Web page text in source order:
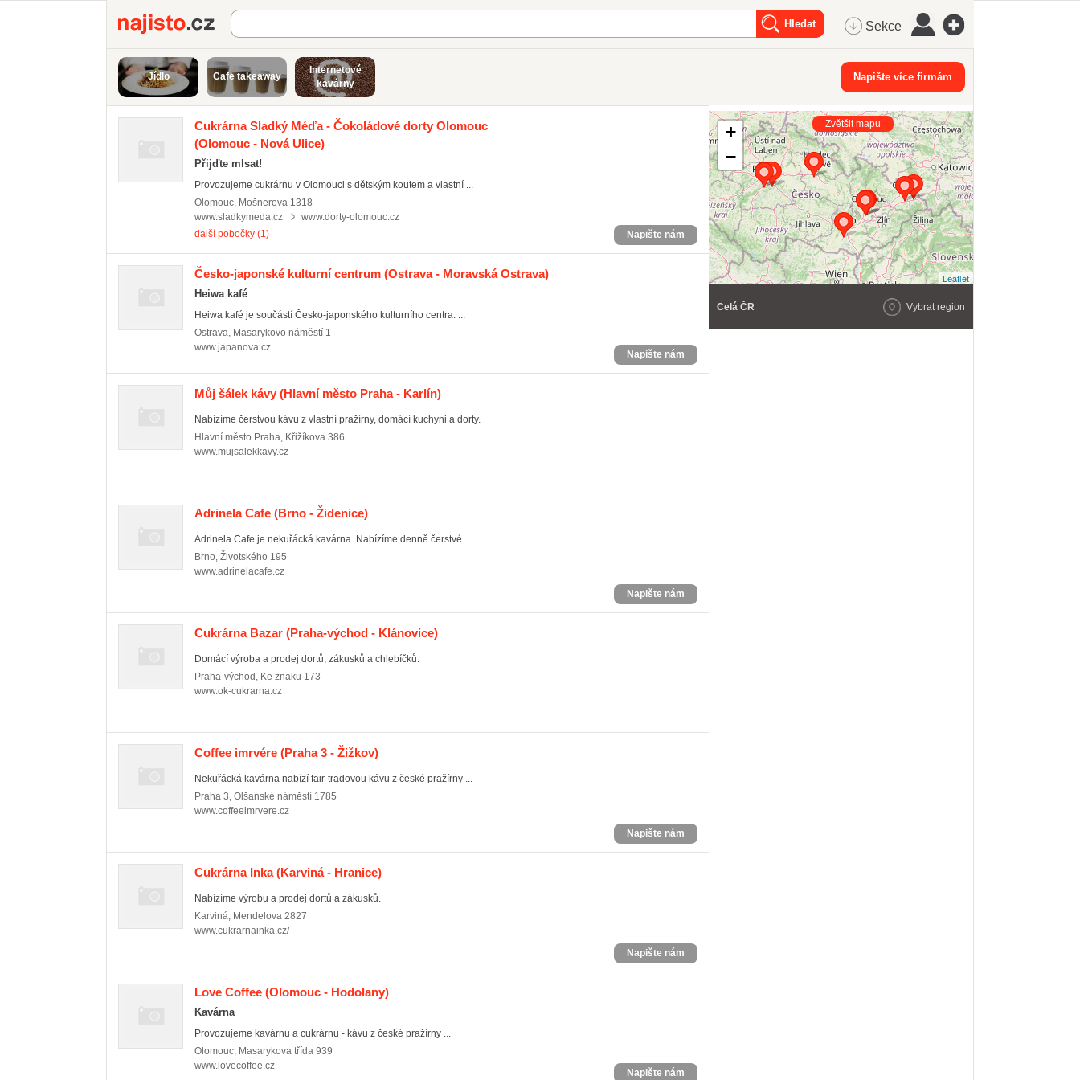
Najisto.cz Sekce
Jídlo Cafe takeaway
Internetové
kavárny
Napište více firmám
Cukrárna Sladký Méďa - Čokoládové dorty Olomouc
(Olomouc - Nová Ulice)
Přijďte mlsat!
Provozujeme cukrárnu v Olomouci s dětským koutem a vlastní ...
Olomouc, Mošnerova 1318
www.sladkymeda.cz
www.dorty-olomouc.cz
další pobočky (1)
Napište nám
Česko-japonské kulturní centrum (Ostrava - Moravská Ostrava)
Heiwa kafé
Heiwa kafé je součástí Česko-japonského kulturního centra. ...
Ostrava, Masarykovo náměstí 1
www.japanova.cz
Napište nám
Můj šálek kávy (Hlavní město Praha - Karlín)
Nabízíme čerstvou kávu z vlastní pražírny, domácí kuchyni a dorty.
Hlavní město Praha, Křižíkova 386
www.mujsalekkavy.cz
Adrinela Cafe (Brno - Židenice)
Adrinela Cafe je nekuřácká kavárna. Nabízíme denně čerstvé ...
Brno, Životského 195
www.adrinelacafe.cz
Napište nám
Cukrárna Bazar (Praha-východ - Klánovice)
Domácí výroba a prodej dortů, zákusků a chlebíčků.
Praha-východ , Ke znaku 173
www.ok-cukrarna.cz
Coffee imrvére (Praha 3 - Žižkov)
Nekuřácká kavárna nabízí fair-tradovou kávu z české pražírny ...
Praha 3, Olšanské náměstí 1785
www.coffeeimrvere.cz
Napište nám
Cukrárna Inka(Karviná - Hranice)
Nabízíme výrobu a prodej dortů a zákusků.
Karviná, Mendelova 2827
www.cukrarnainka.cz/
Napište nám
Love Coffee (Olomouc - Hodolany)
Kavárna
Provozujeme kavárnu a cukrárnu - kávu z české pražírny ...
Olomouc, Masarykova třída 939
www.lovecoffee.cz
Napište nám
+
−
Leaflet
Zvětšit mapu
Celá ČR Vybrat region